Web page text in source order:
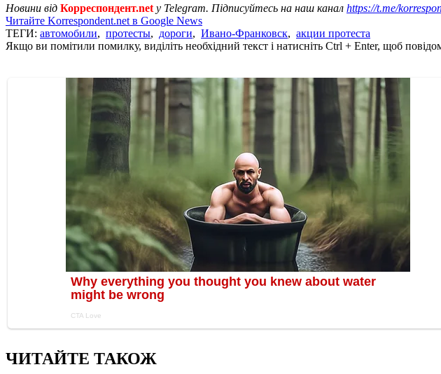
Новини від Корреспондент.net у Telegram. Підписуйтесь на наш канал https://t.me/
Читайте Korrespondent.net в Google News
ТЕГИ: автомобили, протесты, дороги, Ивано-Франковск, акции протеста
Якщо ви помітили помилку, виділіть необхідний текст і натисніть Ctrl + Enter, щоб
ЧИТАЙТЕ ТАКОЖ